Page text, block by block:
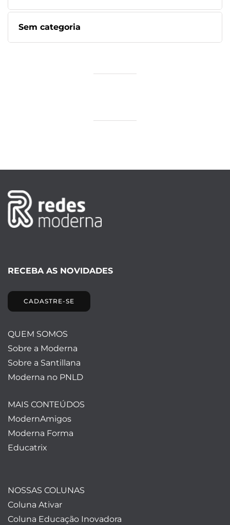
Sem categoria
RECEBA AS NOVIDADES
CADASTRE-SE
QUEM SOMOS
Sobre a Moderna
Sobre a Santillana
Moderna no PNLD
MAIS CONTEÚDOS
ModernAmigos
Moderna Forma
Educatrix
NOSSAS COLUNAS
Coluna Ativar
Coluna Educação Inovadora